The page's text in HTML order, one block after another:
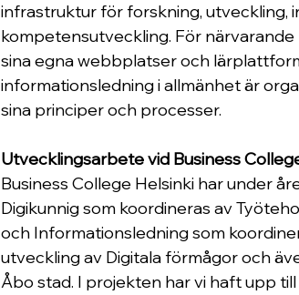
infrastruktur för forskning, utveckling,
kompetensutveckling. För
sina egna webbplatser och
informationsledning i allmänhet är
sina principer och processer.
Utvecklingsarbete vid Business
Business College Helsinki har under
Digikunnig som koordineras av
och Informationsledning som
utveckling av Digitala förmågor och
Åbo stad. I projekten har vi haft upp